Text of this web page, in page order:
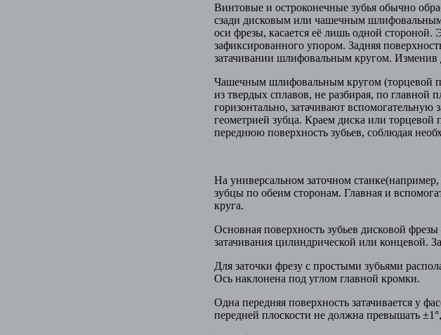
Винтовые и остроконечные зубья обычно
сзади дисковым или чашечным
оси фрезы, касается её лишь одной стороной.
зафиксированного упором. Задняя
затачивании шлифовальным кругом.
Чашечным шлифовальным кругом (торцевой
из твердых сплавов, не разбирая, по
горизонтально, затачивают
геометрией зубца. Краем диска или торцевой
переднюю поверхность зубьев, соблюдая
На универсальном заточном
зубцы по обеим сторонам. Главная и
круга.
Основная поверхность зубьев дисковой
затачивания цилиндрической или концевой.
Для заточки фрезу с простыми зубьями
Ось наклонена под углом главной кромки.
Одна передняя поверхность затачивается у
передней плоскости не должна превышать